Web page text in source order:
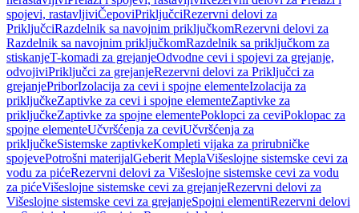
spojevi, rastavljiviČepoviPriključciRezervni delovi za
PriključciRazdelnik sa navojnim priključkomRezervni delovi za
Razdelnik sa navojnim priključkomRazdelnik sa priključkom za
stiskanjeT-komadi za grejanjeOdvodne cevi i spojevi za grejanje,
odvojiviPriključci za grejanjeRezervni delovi za Priključci za
grejanjePriborIzolacija za cevi i spojne elementeIzolacija za
priključkeZaptivke za cevi i spojne elementeZaptivke za
priključkeZaptivke za spojne elementePoklopci za ceviPoklopac za
spojne elementeUčvršćenja za ceviUčvršćenja za
priključkeSistemske zaptivkeKompleti vijaka za prirubničke
spojevePotrošni materijalGeberit MeplaVišeslojne sistemske cevi za
vodu za pićeRezervni delovi za Višeslojne sistemske cevi za vodu
za pićeVišeslojne sistemske cevi za grejanjeRezervni delovi za
Višeslojne sistemske cevi za grejanjeSpojni elementiRezervni delovi